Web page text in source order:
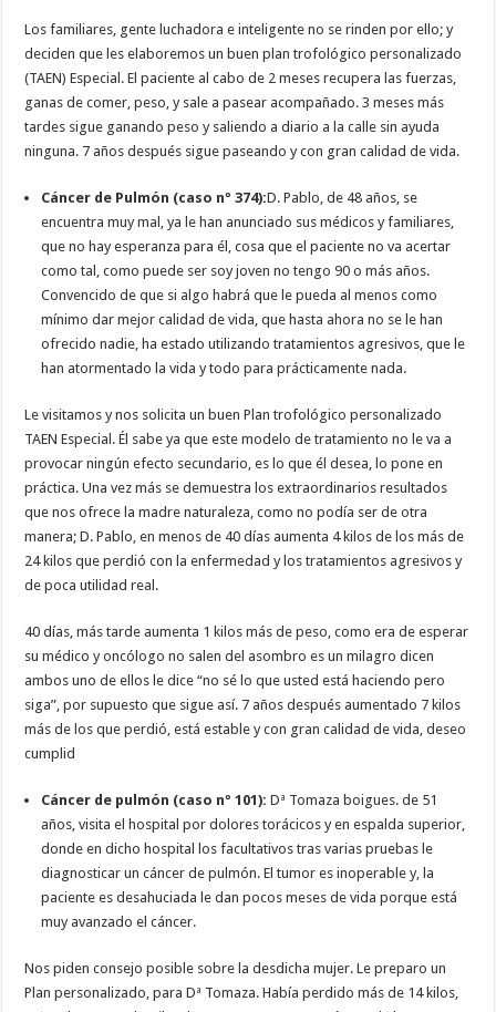
Los familiares, gente luchadora e inteligente no se rinden por ello; y
deciden que les elaboremos un buen plan trofológico personalizado
(TAEN) Especial. El paciente al cabo de 2 meses recupera las fuerzas,
ganas de comer, peso, y sale a pasear acompañado. 3 meses más
tardes sigue ganando peso y saliendo a diario a la calle sin ayuda
ninguna. 7 años después sigue paseando y con gran calidad de vida.
Cáncer de Pulmón (caso nº 374):D. Pablo, de 48 años, se
encuentra muy mal, ya le han anunciado sus médicos y familiares,
que no hay esperanza para él, cosa que el paciente no va acertar
como tal, como puede ser soy joven no tengo 90 o más años.
Convencido de que si algo habrá que le pueda al menos como
mínimo dar mejor calidad de vida, que hasta ahora no se le han
ofrecido nadie, ha estado utilizando tratamientos agresivos, que le
han atormentado la vida y todo para prácticamente nada.
Le visitamos y nos solicita un buen Plan trofológico personalizado
TAEN Especial. Él sabe ya que este modelo de tratamiento no le va a
provocar ningún efecto secundario, es lo que él desea, lo pone en
práctica. Una vez más se demuestra los extraordinarios resultados
que nos ofrece la madre naturaleza, como no podía ser de otra
manera; D. Pablo, en menos de 40 días aumenta 4 kilos de los más de
24 kilos que perdió con la enfermedad y los tratamientos agresivos y
de poca utilidad real.
40 días, más tarde aumenta 1 kilos más de peso, como era de esperar
su médico y oncólogo no salen del asombro es un milagro dicen
ambos uno de ellos le dice “no sé lo que usted está haciendo pero
siga”, por supuesto que sigue así. 7 años después aumentado 7 kilos
más de los que perdió, está estable y con gran calidad de vida, deseo
cumplid
Cáncer de pulmón (caso nº 101):Dª Tomaza boigues. de 51
años, visita el hospital por dolores torácicos y en espalda superior,
donde en dicho hospital los facultativos tras varias pruebas le
diagnosticar un cáncer de pulmón. El tumor es inoperable y, la
paciente es desahuciada le dan pocos meses de vida porque está
muy avanzado el cáncer.
Nos piden consejo posible sobre la desdicha mujer. Le preparo un
Plan personalizado, para Dª Tomaza. Había perdido más de 14 kilos,